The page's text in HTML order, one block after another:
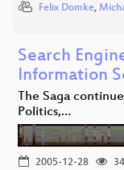
Felix Domke,
Search
Information
The Saga
Politics,…
2005-12-28
34